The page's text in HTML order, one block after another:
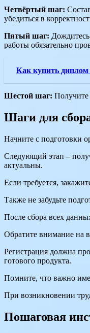
Четвёртый шаг:
убедиться в
Пятый шаг:
работы обязательно
Как купить диплом
Шестой шаг: Получите
Шаги для
Начните с подготовки
Следующий этап –
актуальны.
Если требуется,
Также не забудьте
После сбора всех
Обратите внимание на
Регистрация должна
готового продукта.
Помните, что важно
При возникновении
Пошаговая